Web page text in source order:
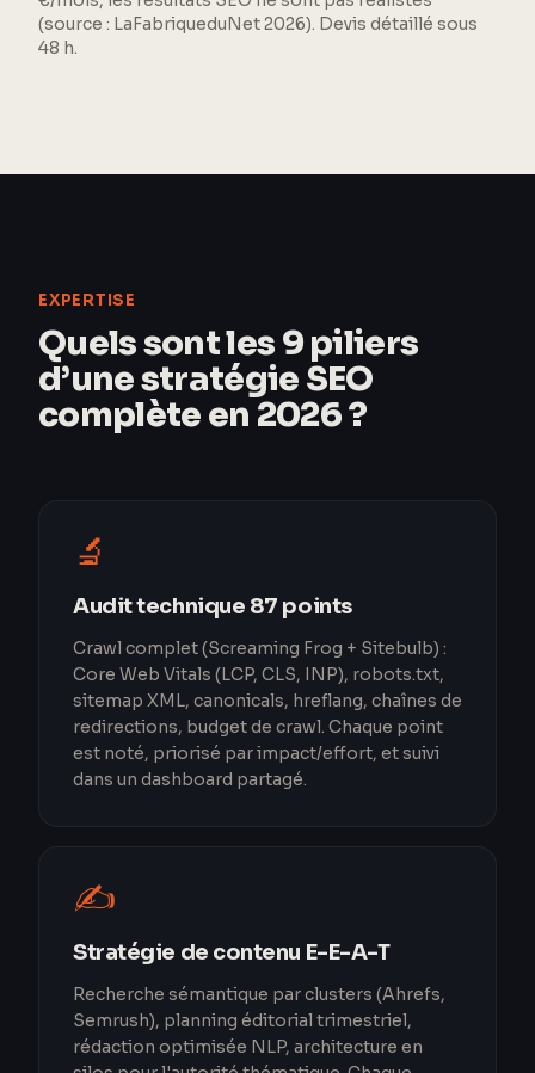
(source : LaFabriqueduNet 2026). Devis détaillé sous
48 h.
EXPERTISE
Quels sont les 9 piliers
d’une stratégie SEO
complète en 2026 ?
🔬
Audit technique 87 points
Crawl complet (Screaming Frog + Sitebulb) :
Core Web Vitals (LCP, CLS, INP), robots.txt,
sitemap XML, canonicals, hreflang, chaînes de
redirections, budget de crawl. Chaque point
est noté, priorisé par impact/effort, et suivi
dans un dashboard partagé.
✍️
Stratégie de contenu E-E-A-T
Recherche sémantique par clusters (Ahrefs,
Semrush), planning éditorial trimestriel,
rédaction optimisée NLP, architecture en